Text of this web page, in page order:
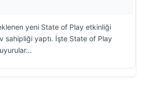
yeni State of Play etkinliği
sahipliği yaptı. İşte State of Play